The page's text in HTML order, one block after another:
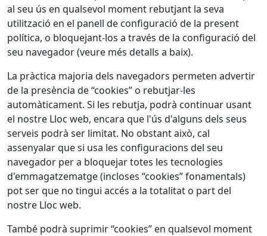
al seu ús en qualsevol moment rebutjant la seva
utilització en el panell de configuració de la present
política, o bloquejant-los a través de la configuració del
seu navegador (veure més detalls a baix).
La pràctica majoria dels navegadors permeten advertir
de la presència de “cookies” o rebutjar-les
automàticament. Si les rebutja, podrà continuar usant
el nostre Lloc web, encara que l'ús d'alguns dels seus
serveis podrà ser limitat. No obstant això, cal
assenyalar que si usa les configuracions del seu
navegador per a bloquejar totes les tecnologies
d'emmagatzematge (incloses “cookies” fonamentals)
pot ser que no tingui accés a la totalitat o part del
nostre Lloc web.
També podrà suprimir “cookies” en qualsevol moment